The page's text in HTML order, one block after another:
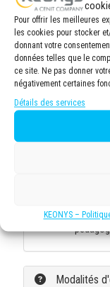
Pour offrir les meilleures
les cookies pour stocker
donnant votre
données telles que le
ce site. Ne pas donner
négativement certaines
Détails des services
KEONYS –
Moyens et
e-
Modalités